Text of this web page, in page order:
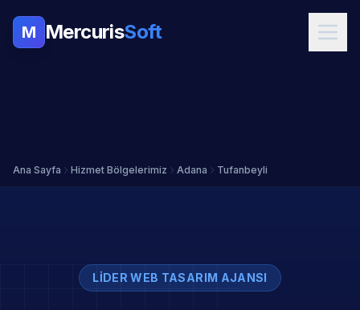
M MercurisSoft
Ana Sayfa Hizmet Bölgelerimiz Adana Tufanbeyli
LIDER WEB TASARIM AJANSI